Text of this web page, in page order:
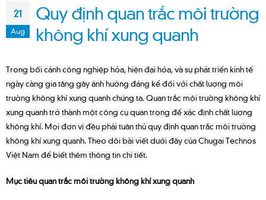
21
Aug
Quy định quan trắc môi trường
không khí xung quanh
Trong bối cảnh công nghiệp hóa, hiện đại hóa, và sự phát triển kinh tế
ngày càng gia tăng gây ảnh hưởng đáng kể đối với chất lượng môi
trường không khí xung quanh chúng ta. Quan trắc môi trường không khí
xung quanh trở thành một công cụ quan trọng để xác định chất lượng
không khí. Mọi đơn vị đều phải tuân thủ quy định quan trắc môi trường
không khí xung quanh. Theo dõi bài viết dưới đây của Chugai Technos
Việt Nam để biết thêm thông tin chi tiết.
Mục tiêu quan trắc môi trường không khí xung quanh